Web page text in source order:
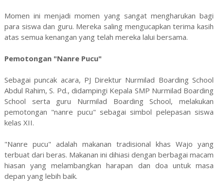
Momen ini menjadi momen yang sangat mengharukan bagi
para siswa dan guru. Mereka saling mengucapkan terima kasih
atas semua kenangan yang telah mereka lalui bersama.
Pemotongan "Nanre Pucu"
Sebagai puncak acara, PJ Direktur Nurmilad Boarding School
Abdul Rahim, S. Pd., didampingi Kepala SMP Nurmilad Boarding
School serta guru Nurmilad Boarding School, melakukan
pemotongan "nanre pucu" sebagai simbol pelepasan siswa
kelas XII.
"Nanre pucu" adalah makanan tradisional khas Wajo yang
terbuat dari beras. Makanan ini dihiasi dengan berbagai macam
hiasan yang melambangkan harapan dan doa untuk masa
depan yang lebih baik.